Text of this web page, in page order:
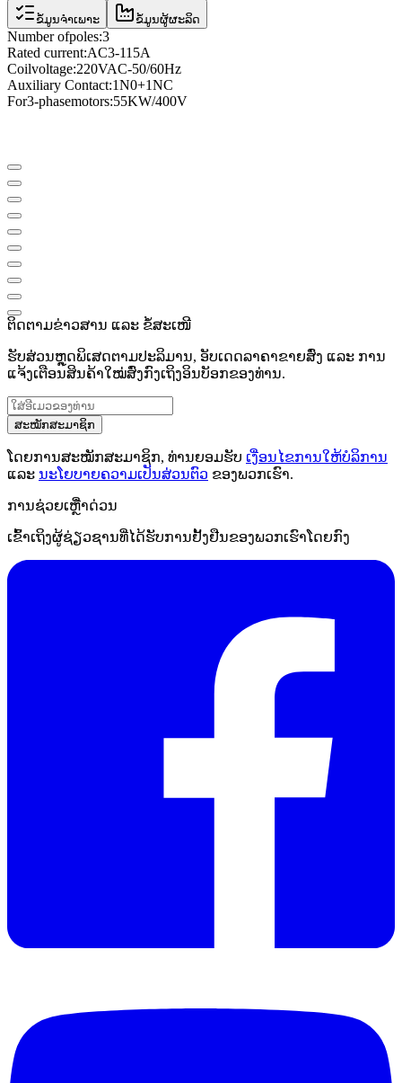
ຂໍ້ມູນຈຳເພາະ ຂໍ້ມູນຜູ້ຜະລິດ
Number ofpoles:3
Rated current:AC3-115A
Coilvoltage:220VAC-50/60Hz
Auxiliary Contact:1N0+1NC
For3-phasemotors:55KW/400V
ຕິດຕາມຂ່າວສານ ແລະ ຂໍ້ສະເໜີ
ຮັບສ່ວນຫຼຸດພິເສດຕາມປະລິມານ, ອັບເດດລາຄາຂາຍສົ່ງ ແລະ ການ
ແຈ້ງເຕືອນສິນຄ້າໃໝ່ສົ່ງກົງເຖິງອິນບັອກຂອງທ່ານ.
ສະໝັກສະມາຊິກ
ໂດຍການສະໝັກສະມາຊິກ, ທ່ານຍອມຮັບ ເງື່ອນໄຂການໃຫ້ບໍລິການ
ແລະ ນະໂຍບາຍຄວາມເປັນສ່ວນຕົວ ຂອງພວກເຮົາ.
ການຊ່ວຍເຫຼືໍາດ່ວນ
ເຂົ້າເຖິງຜູ້ຊ່ຽວຊານທີ່ໄດ້ຮັບການຢັ້ງຢືນຂອງພວກເຮົາໂດຍກົງ